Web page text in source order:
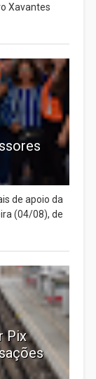
Xavantes
de apoio da
(04/08), de
Pix